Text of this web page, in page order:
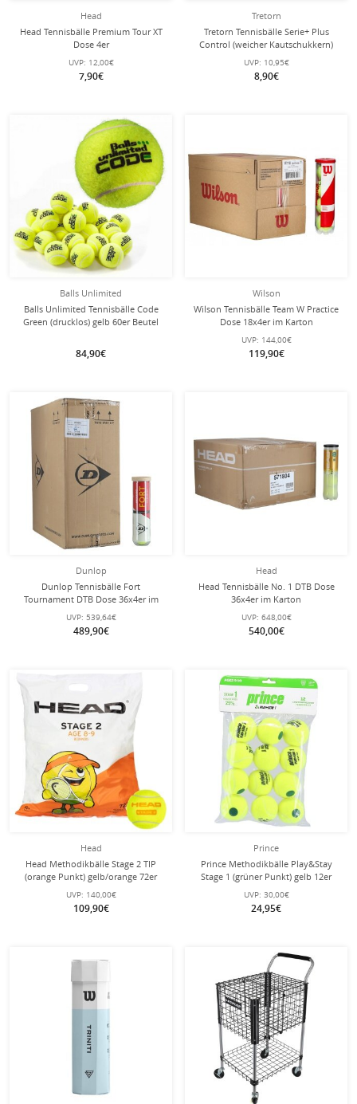
Head
Head Tennisbälle Premium Tour XT
Dose 4er
UVP: 12,00€
7,90€
Tretorn
Tretorn Tennisbälle Serie+ Plus
Control (weicher Kautschukkern)
gelb 4er Dose
UVP: 10,95€
8,90€
Balls Unlimited
Balls Unlimited Tennisbälle Code
Green (drucklos) gelb 60er Beutel
84,90€
Wilson
Wilson Tennisbälle Team W Practice
Dose 18x4er im Karton
UVP: 144,00€
119,90€
Dunlop
Dunlop Tennisbälle Fort
Tournament DTB Dose 36x4er im
Karton
UVP: 539,64€
489,90€
Head
Head Tennisbälle No. 1 DTB Dose
36x4er im Karton
UVP: 648,00€
540,00€
Head
Head Methodikbälle Stage 2 TIP
(orange Punkt) gelb/orange 72er
Polybag
UVP: 140,00€
109,90€
Prince
Prince Methodikbälle Play&Stay
Stage 1 (grüner Punkt) gelb 12er
Beutel
UVP: 30,00€
24,95€